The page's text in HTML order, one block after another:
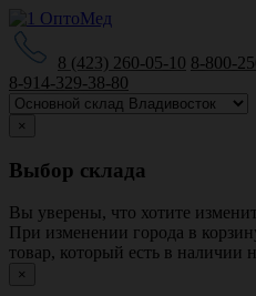
8 (423) 260-05-10 8-800-
8-914-329-38-80
×
Выбор склада
Вы уверены, что хотите
При изменении города в
товар, который есть в наличии
×